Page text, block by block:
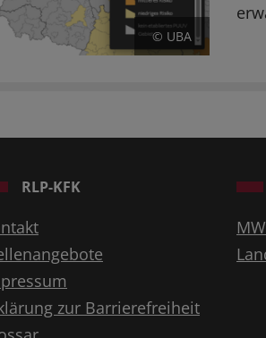
© UBA
RLP-KFK
zur Barrierefreiheit